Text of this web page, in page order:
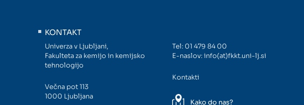
KONTAKT
Univerza v Ljubljani,
Fakulteta za kemijo in kemijsko
tehnologijo
Večna pot 113
1000 Ljubljana
Tel: 01 479 84 00
E-naslov:info(at)fkkt.uni-lj.si
Kontakti
Kako do nas?